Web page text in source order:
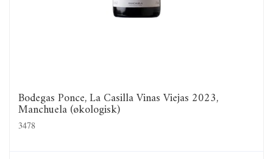
Bodegas Ponce, La Casilla Vinas Viejas 2023,
Manchuela (økologisk)
3478